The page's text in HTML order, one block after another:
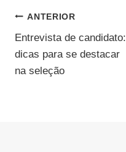
Navegação
De
Post
ANTERIOR
Entrevista de candidato:
dicas para se destacar
na seleção